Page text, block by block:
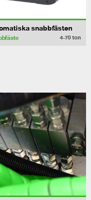
snabbfästen
4-70 ton